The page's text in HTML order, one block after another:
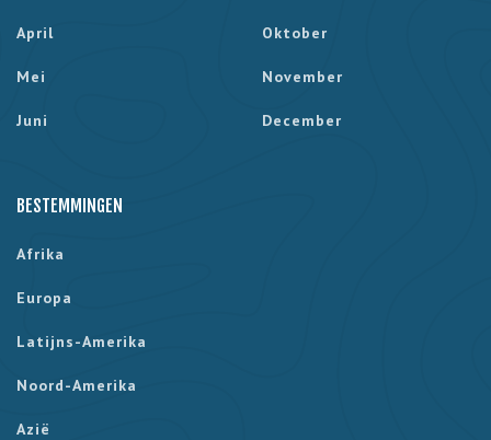
April
Mei
Juni
Oktober
November
December
BESTEMMINGEN
Afrika
Europa
Latijns-Amerika
Noord-Amerika
Azië